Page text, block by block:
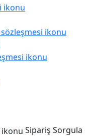
Sipariş Sorgula